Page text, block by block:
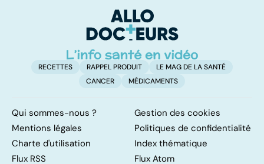
également
touché
RECETTES RAPPEL PRODUIT
LE MAG DE LA SANTÉ
CANCER
MÉDICAMENTS
Qui sommes-nous ?
Gestion des cookies
Mentions légales
Politiques de confidentialité
Charte d'utilisation
Index thématique
Flux RSS
Flux Atom